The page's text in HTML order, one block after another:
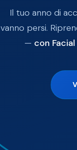
Il tuo anno di
vanno persi.
— con